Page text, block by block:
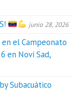
junio 28, 2026
el Campeonato
en Novi Sad,
Subacuático